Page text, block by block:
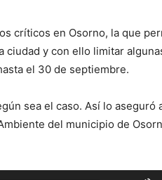
críticos en Osorno, la que
ciudad y con ello limitar
el 30 de septiembre.
sea el caso. Así lo aseguró
del municipio de